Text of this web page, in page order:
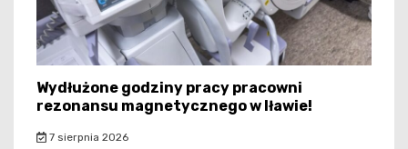
Wydłużone godziny pracy pracowni
rezonansu magnetycznego w Iławie!
7 sierpnia 2026